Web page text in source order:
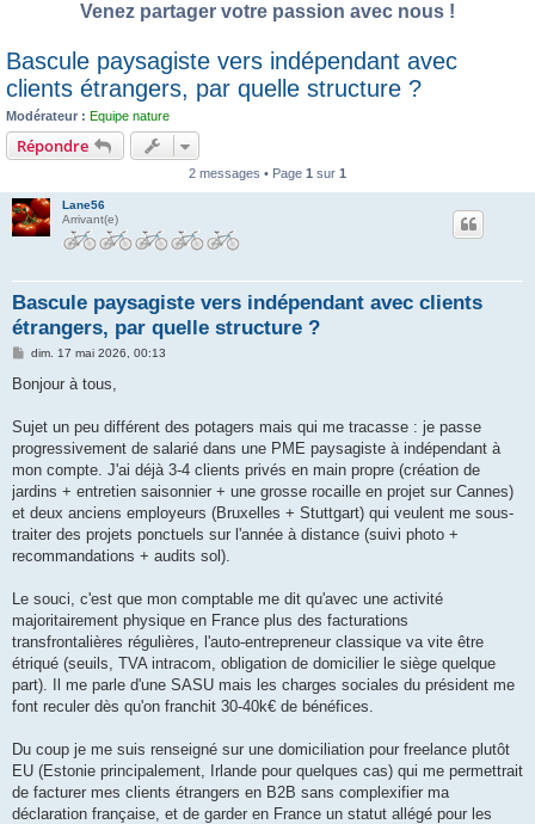
Venez partager votre passion avec nous !
Bascule paysagiste vers indépendant avec
clients étrangers, par quelle structure ?
Modérateur : Equipe nature
Répondre
2 messages • Page 1 sur 1
Lane56
Arrivant(e)
Bascule paysagiste vers indépendant avec clients
étrangers, par quelle structure ?
M
s
g
e
dim. 17 mai 2026, 00:13
Bonjour à tous,
Sujet un peu différent des potagers mais qui me tracasse : je passe
progressivement de salarié dans une PME paysagiste à indépendant à
mon compte. J'ai déjà 3-4 clients privés en main propre (création de
jardins + entretien saisonnier + une grosse rocaille en projet sur Cannes)
et deux anciens employeurs (Bruxelles + Stuttgart) qui veulent me sous-
traiter des projets ponctuels sur l'année à distance (suivi photo +
recommandations + audits sol).
Le souci, c'est que mon comptable me dit qu'avec une activité
majoritairement physique en France plus des facturations
transfrontalières régulières, l'auto-entrepreneur classique va vite être
étriqué (seuils, TVA intracom, obligation de domicilier le siège quelque
part). Il me parle d'une SASU mais les charges sociales du président me
font reculer dès qu'on franchit 30-40k€ de bénéfices.
Du coup je me suis renseigné sur une domiciliation pour freelance plutôt
EU (Estonie principalement, Irlande pour quelques cas) qui me permettrait
de facturer mes clients étrangers en B2B sans complexifier ma
déclaration française, et de garder en France un statut allégé pour les